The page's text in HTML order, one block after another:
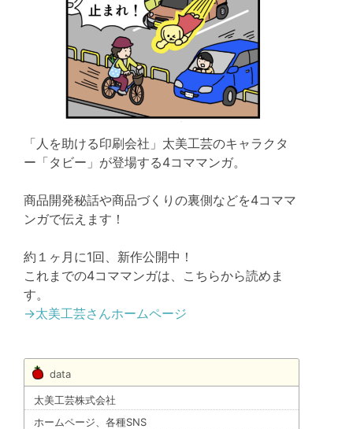
「人を助ける印刷会社」太美工芸のキャラクタ
ー「タビー」が登場する4コママンガ。
商品開発秘話や商品づくりの裏側などを4コママ
ンガで伝えます！
約１ヶ月に1回、新作公開中！
これまでの4コママンガは、こちらから読めま
す。
→太美工芸さんホームページ
data
太美工芸株式会社
ホームページ、各種SNS